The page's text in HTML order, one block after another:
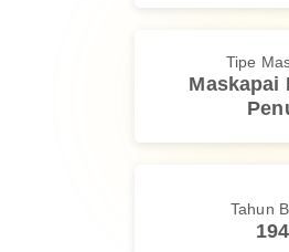
Tipe
Maskapai
Tahun